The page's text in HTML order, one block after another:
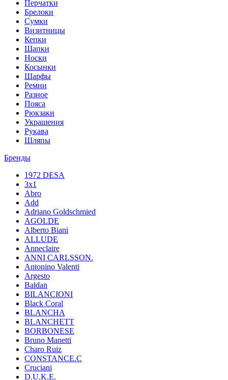
Перчатки
Брелоки
Сумки
Визитницы
Кепки
Шапки
Носки
Косынки
Шарфы
Ремни
Разное
Пояса
Рюкзаки
Украшения
Рукава
Шляпы
Бренды
1972 DESA
3x1
Abro
Add
Adriano Goldschmied
AGOLDE
Alberto Biani
ALLUDE
Anneclaire
ANNI CARLSSON.
Antonino Valenti
Argesto
Baldan
BILANCIONI
Black Coral
BLANCHA
BLANCHETT
BORBONESE
Bruno Manetti
Charo Ruiz
CONSTANCE.C
Cruciani
D.U.K.E.